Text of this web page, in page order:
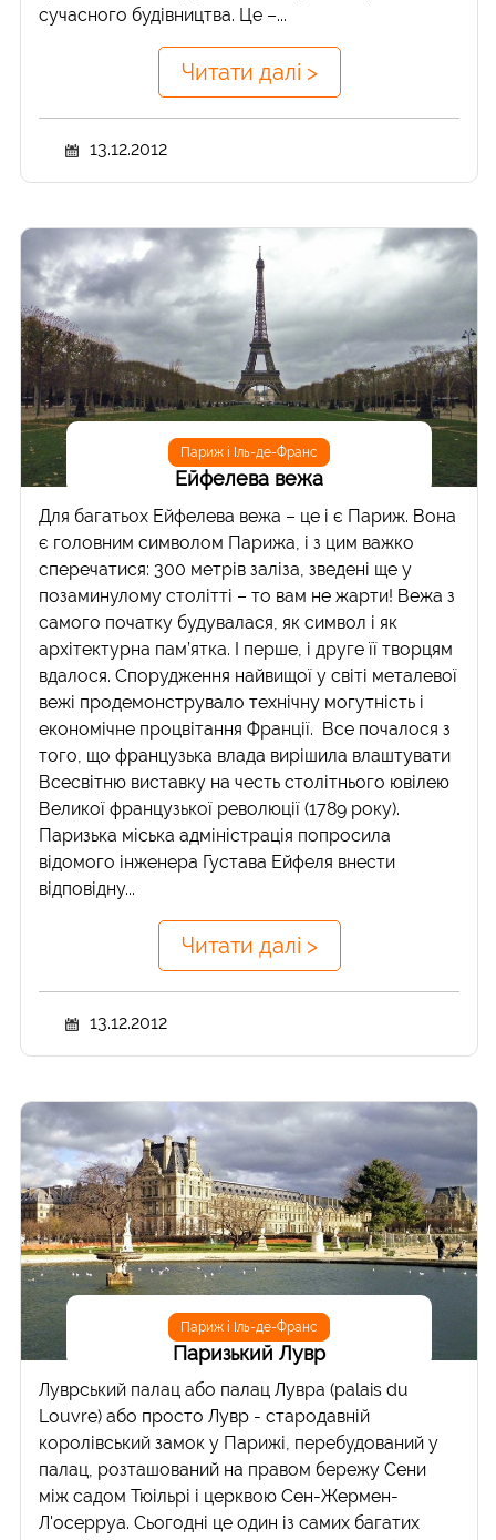
сучасного будівництва. Це –...
Читати далі >
13.12.2012
Париж і Іль-де-Франс
Ейфелева вежа
Для багатьох Ейфелева вежа – це і є Париж. Вона
є головним символом Парижа, і з цим важко
сперечатися: 300 метрів заліза, зведені ще у
позаминулому столітті – то вам не жарти! Вежа з
самого початку будувалася, як символ і як
архітектурна пам’ятка. І перше, і друге її творцям
вдалося. Спорудження найвищої у світі металевої
вежі продемонструвало технічну могутність і
економічне процвітання Франції. Все почалося з
того, що французька влада вирішила влаштувати
Всесвітню виставку на честь столітнього ювілею
Великої французької революції (1789 року).
Паризька міська адміністрація попросила
відомого інженера Густава Ейфеля внести
відповідну...
Читати далі >
13.12.2012
Париж і Іль-де-Франс
Паризький Лувр
Луврський палац або палац Лувра (palais du
Louvre) або просто Лувр - стародавній
королівський замок у Парижі, перебудований у
палац, розташований на правом бережу Сени
між садом Тюільрі і церквою Сен-Жермен-
Л'осерруа. Сьогодні це один із самих багатих